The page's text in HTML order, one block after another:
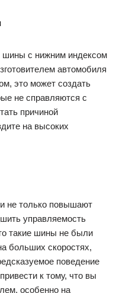
шины с нижним индексом
автомобиля
это может создать
не справляются с
причиной
на высоких
не только повышают
управляемость
такие шины не были
больших скоростях,
поведение
к тому, что вы
особенно на